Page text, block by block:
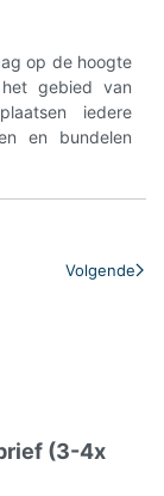
op de hoogte
gebied van
iedere
en bundelen
Volgende
(3-4x